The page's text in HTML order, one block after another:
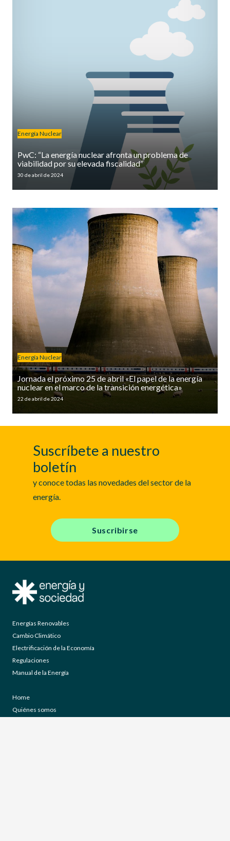
Energía Nuclear
PwC: “La energía nuclear afronta un problema de
viabilidad por su elevada fiscalidad”
30 de abril de 2024
Energía Nuclear
Jornada el próximo 25 de abril «El papel de la energía
nuclear en el marco de la transición energética»
22 de abril de 2024
Suscríbete a nuestro
boletín
y conoce todas las novedades del sector de la
energía.
Suscribirse
Energías Renovables
Cambio Climático
Electrificación de la Economía
Regulaciones
Manual de la Energía
Home
Quiénes somos